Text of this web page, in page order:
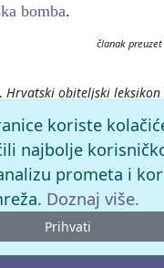
bomba.
članak
Hrvatski obiteljski leksikon
<https://hol.lzmk.hr/
koriste
najbolje
prometa i
Doznaj više.
Prihvati
zavodMiroslav